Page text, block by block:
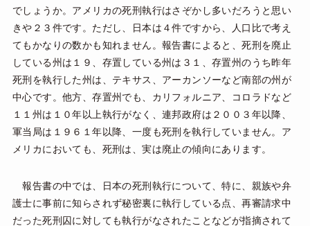
でしょうか。アメリカの死刑執行はさぞかし多いだろうと思い
きや２３件です。ただし、日本は４件ですから、人口比で考え
てもかなりの数かも知れません。報告書によると、死刑を廃止
している州は１９、存置している州は３１、存置州のうち昨年
死刑を執行した州は、テキサス、アーカンソーなど南部の州が
中心です。他方、存置州でも、カリフォルニア、コロラドなど
１１州は１０年以上執行がなく、連邦政府は２００３年以降、
軍当局は１９６１年以降、一度も死刑を執行していません。ア
メリカにおいても、死刑は、実は廃止の傾向にあります。
報告書の中では、日本の死刑執行について、特に、親族や弁
護士に事前に知らされず秘密裏に執行している点、再審請求中
だった死刑囚に対しても執行がなされたことなどが指摘されて